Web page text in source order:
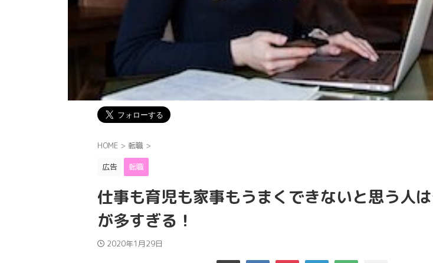
HOME > 転職 >
広告
転職
仕事も育児も家事もうまくできないと思う人
が多すぎる！
2020年1月29日